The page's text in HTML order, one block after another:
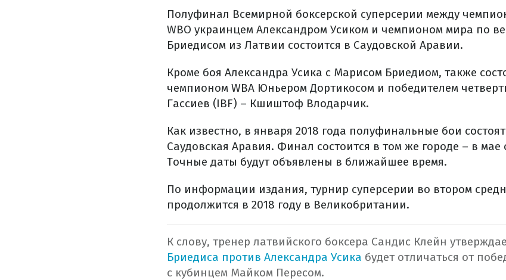
Полуфинал Всемирной боксерской суперсерии между
WBO украинцем Александром Усиком и чемпионом мира по
Бриедисом из Латвии состоится в Саудовской Аравии.
Кроме боя Александра Усика с Марисом Бриедиом, также
чемпионом WBA Юньером Дортикосом и победителем
Гассиев (IBF) – Кшиштоф Влодарчик.
Как известно, в января 2018 года полуфинальные бои
Саудовская Аравия. Финал состоится в том же городе – в мае
Точные даты будут объявлены в ближайшее время.
По информации издания, турнир суперсерии во втором
продолжится в 2018 году в Великобритании.
К слову, тренер латвийского боксера Сандис Клейн
Бриедиса против Александра Усика будет отличаться от
с кубинцем Майком Пересом.